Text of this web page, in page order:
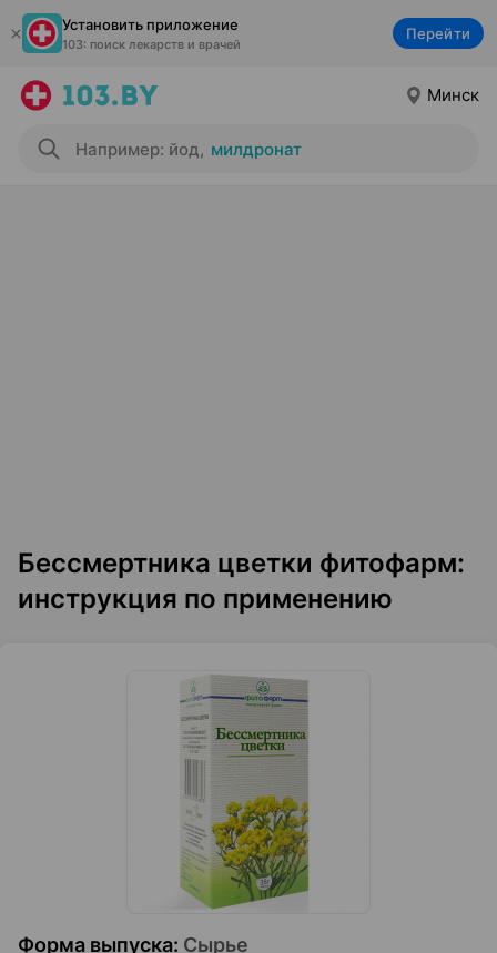
Установить приложение
103: поиск лекарств и врачей
Перейти
Минск
Например: йод, милдронат
Бессмертника цветки фитофарм:
инструкция по применению
Форма выпуска: Сырье